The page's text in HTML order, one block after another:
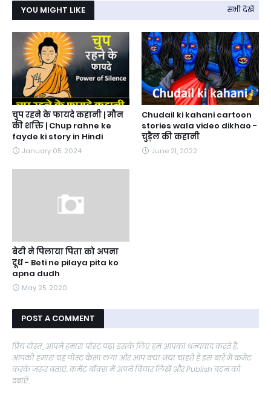
YOU MIGHT LIKE सभी देखें
चुप रहने के फायदे कहानी | मौन
की शक्ति | Chup rahne ke
fayde ki story in Hindi
January 05, 2024
Chudail ki kahani cartoon
stories wala video dikhao -
चुड़ैल की कहानी
June 21, 2022
बेटी ने पिलाया पिता को अपना
दूध - Beti ne pilaya pita ko
apna dudh
May 25, 2020
POST A COMMENT
प्रिय दोस्त, आपने हमारा पोस्ट पढ़ा इसके लिए हम आपका धन्यवाद करते है.
आपको हमारा यह पोस्ट कैसा लगा और आप क्या नया चाहते है इस बारे में कमेंट
करके जरुर बताएं. कमेंट बॉक्स में अपने विचार लिखें और Publish बटन को
दबाएँ.